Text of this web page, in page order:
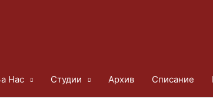
Нас Студии Архив Списание